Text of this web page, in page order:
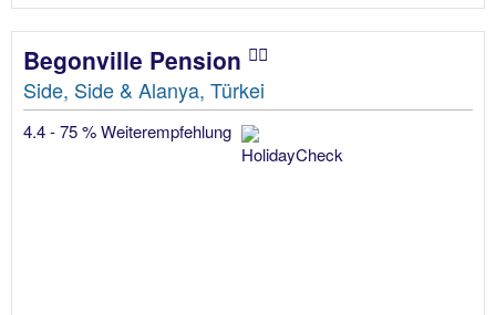
Begonville Pension
Side, Side & Alanya, Türkei
4.4 - 75 % Weiterempfehlung